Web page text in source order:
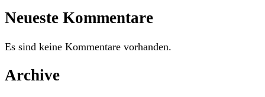
Neueste Kommentare
Es sind keine Kommentare vorhanden.
Archive